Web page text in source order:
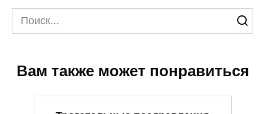
Search
for:
Вам также может понравиться